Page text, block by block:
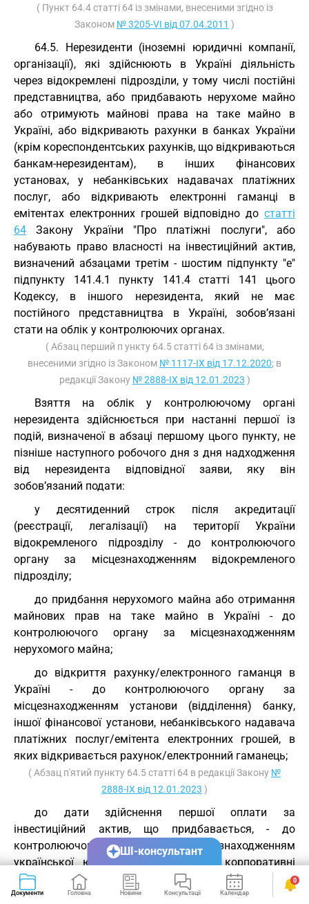
( Пункт 64.4 статті 64 із змінами, внесеними згідно із
Законом № 3205-VI від 07.04.2011 )
64.5. Нерезиденти (іноземні юридичні компанії,
організації), які здійснюють в Україні діяльність
через відокремлені підрозділи, у тому числі постійні
представництва, або придбавають нерухоме майно
або отримують майнові права на таке майно в
Україні, або відкривають рахунки в банках України
(крім кореспондентських рахунків, що відкриваються
банкам-нерезидентам), в інших фінансових
установах, у небанківських надавачах платіжних
послуг, або відкривають електронні гаманці в
емітентах електронних грошей відповідно до статті
64 Закону України "Про платіжні послуги", або
набувають право власності на інвестиційний актив,
визначений абзацами третім - шостим підпункту "е"
підпункту 141.4.1 пункту 141.4 статті 141 цього
Кодексу, в іншого нерезидента, який не має
постійного представництва в Україні, зобов’язані
стати на облік у контролюючих органах.
( Абзац перший п ункту 64.5 статті 64 із змінами,
внесеними згідно із Законом № 1117-IX від 17.12.2020; в
редакції Закону № 2888-IX від 12.01.2023 )
Взяття на облік у контролюючому органі
нерезидента здійснюється при настанні першої із
подій, визначеної в абзаці першому цього пункту, не
пізніше наступного робочого дня з дня надходження
від нерезидента відповідної заяви, яку він
зобов’язаний подати:
у десятиденний строк після акредитації
(реєстрації, легалізації) на території України
відокремленого підрозділу - до контролюючого
органу за місцезнаходженням відокремленого
підрозділу;
до придбання нерухомого майна або отримання
майнових прав на таке майно в Україні - до
контролюючого органу за місцезнаходженням
нерухомого майна;
до відкриття рахунку/електронного гаманця в
Україні - до контролюючого органу за
місцезнаходженням установи (відділення) банку,
іншої фінансової установи, небанківського надавача
платіжних послуг/емітента електронних грошей, в
яких відкривається рахунок/електронний гаманець;
( Абзац п'ятий пункту 64.5 статті 64 в редакції Закону №
2888-IX від 12.01.2023 )
до дати здійснення першої оплати за
інвестиційний актив, що придбавається, - до
контролюючого органу за місцезнаходженням
української юридичної особи, акції, корпоративні
права якої формують вартість інвестиційного активу,
що є предметом такого правочину.
Документи Головна Новини Консультації Календар Сервіси
0
ШІ-консультант